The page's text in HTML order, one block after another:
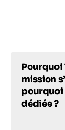
Pourquoi
mission
pourquoi
dédiée ?